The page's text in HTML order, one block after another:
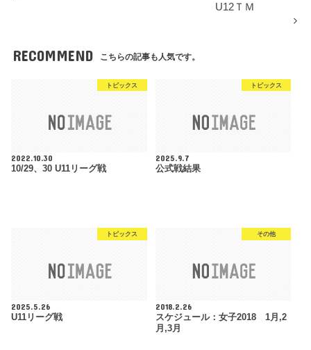
U12ＴＭ
RECOMMEND こちらの記事も人気です。
トピックス
2022.10.30
10/29、30 U11リーグ戦
トピックス
2025.9.7
公式戦結果
トピックス
2025.5.26
U11リーグ戦
その他
2018.2.26
スケジュール：女子2018 1月,2
月,3月